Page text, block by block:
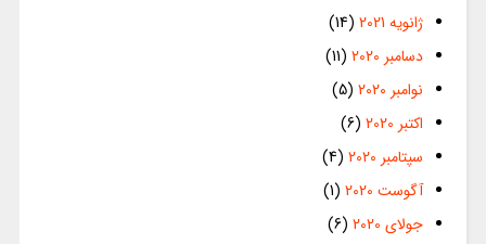
ژانویه 2021
(14)
دسامبر 2020
(11)
نوامبر 2020
(5)
اکتبر 2020
(6)
سپتامبر 2020
(4)
آگوست 2020
(1)
جولای 2020
(6)